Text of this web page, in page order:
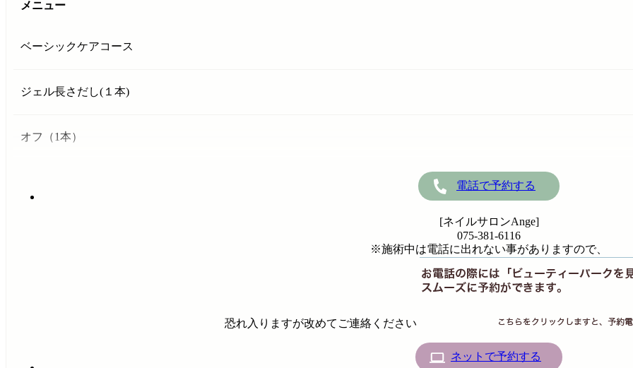
メニュー
ベーシックケアコース
ジェル長さだし(１本)
オフ（1本）
電話で予約する
[ネイルサロンAnge]
075-381-6116
※施術中は電話に出れない事がありますので、
恐れ入りますが改めてご連絡ください
ネットで予約する